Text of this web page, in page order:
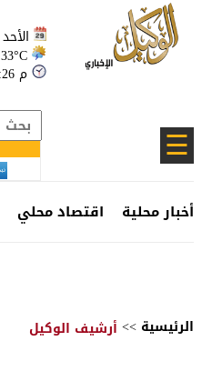
الأحد 2026-08-09
33°C
02:26 م
☰
أخبار محلية اقتصاد محلي
الرئيسية >> أرشيف الوكيل